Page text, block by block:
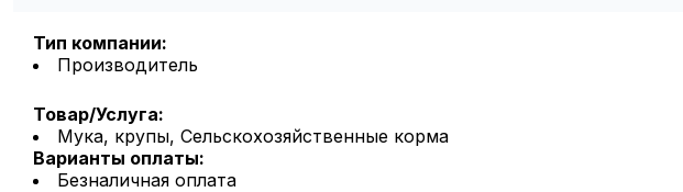
Тип компании:
Производитель
Товар/Услуга:
Мука, крупы, Сельскохозяйственные корма
Варианты оплаты:
Безналичная оплата